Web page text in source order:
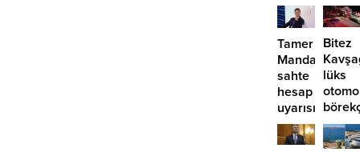
etmiyor?
Tamer
sahte
hesap
uyarısı
Bitez
lüks
girdi:
2